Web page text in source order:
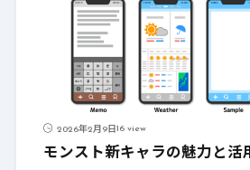
2026年2月9日16 view
モンスト新キャラの魅力と活